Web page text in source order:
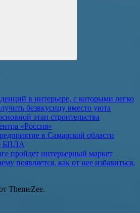
в интерьере, с которыми легко
безвкусицу вместо уюта
этап строительства
«Россия»
в Самарской области
БПЛА
пройдет интерьерный маркет
появляется, как от нее избавиться,
ThemeZee.